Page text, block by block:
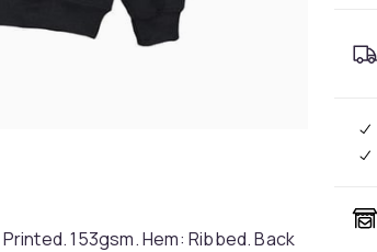
153gsm. Hem: Ribbed. Back